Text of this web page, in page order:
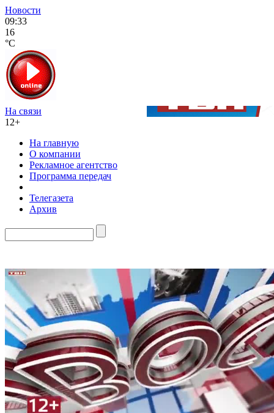
Новости
09:33
16
°C
На связи
12+
На главную
О компании
Рекламное агентство
Программа передач
Телегазета
Архив